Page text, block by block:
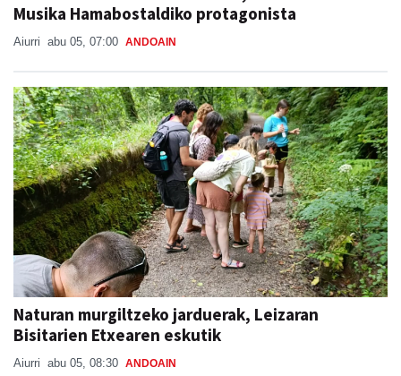
Musika Hamabostaldiko protagonista
Aiurri abu 05, 07:00 ANDOAIN
Naturan murgiltzeko jarduerak, Leizaran
Bisitarien Etxearen eskutik
Aiurri abu 05, 08:30 ANDOAIN